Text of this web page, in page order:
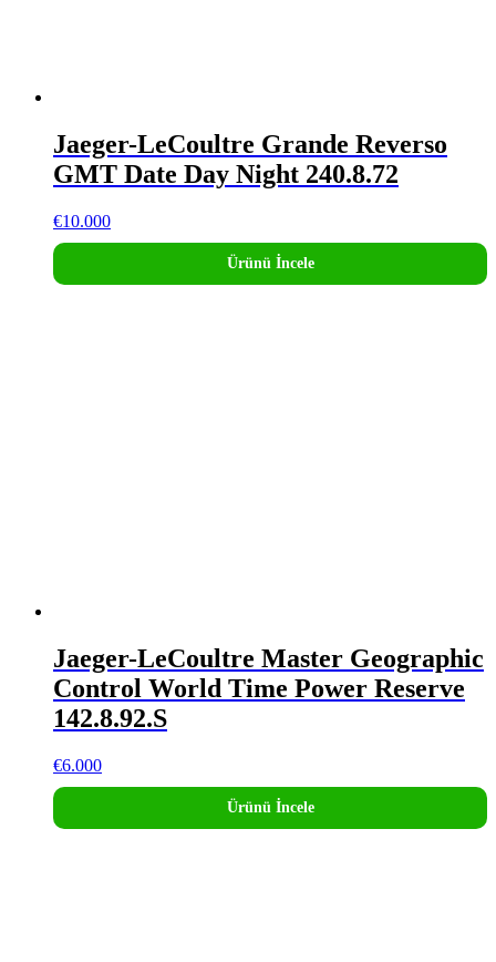
Jaeger-LeCoultre Grande Reverso
GMT Date Day Night 240.8.72
€10.000
Ürünü İncele
Jaeger-LeCoultre Master Geographic
Control World Time Power Reserve
142.8.92.S
€6.000
Ürünü İncele